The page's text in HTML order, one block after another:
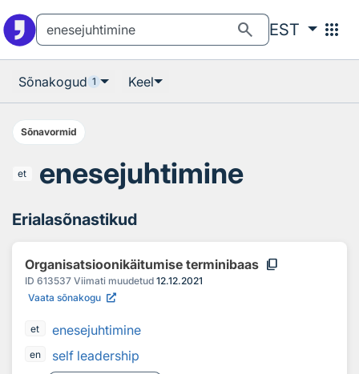
search EST apps
Sõnakogud 1 Keel
Sõnavormid
et enesejuhtimine
Erialasõnastikud
Organisatsioonikäitumise terminibaas content_copy
ID 613537 Viimati muudetud 12.12.2021
Vaata sõnakogu
et enesejuhtimine
en
self leadership